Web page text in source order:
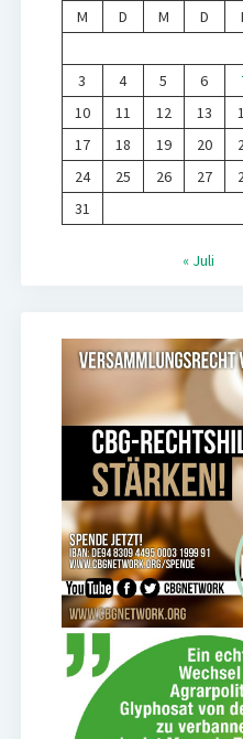
M
D M D
3
4 5 6
10
11 12 13
17
18 19 20
24
25 26 27
31
« Juli